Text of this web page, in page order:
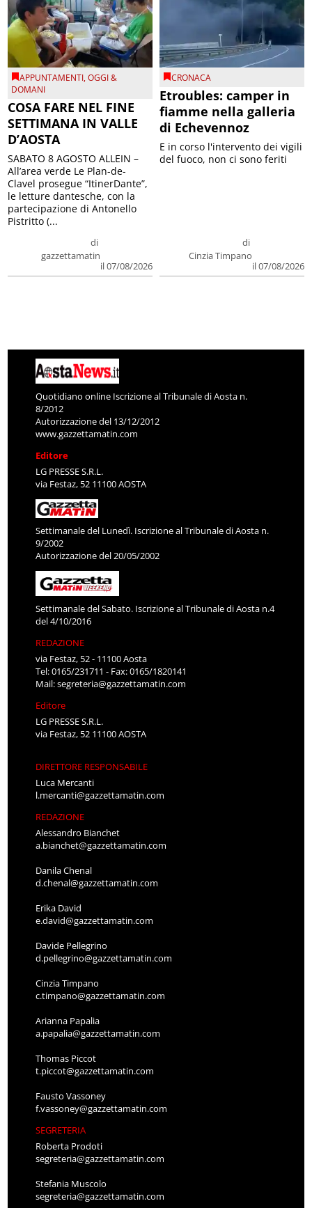
APPUNTAMENTI,OGGI &
DOMANI
COSA FARE NEL FINE
SETTIMANA IN VALLE
D’AOSTA
di
gazzettamatin
il 07/08/2026
SABATO 8 AGOSTO ALLEIN –
All’area verde Le Plan-de-
Clavel prosegue “ItinerDante”,
le letture dantesche, con la
partecipazione di Antonello
Pistritto (...
CRONACA
Etroubles: camper in
fiamme nella galleria
di Echevennoz
di
Cinzia Timpano
il 07/08/2026
E in corso l'intervento dei vigili
del fuoco, non ci sono feriti
Quotidiano online Iscrizione al Tribunale di Aosta n.
8/2012
Autorizzazione del 13/12/2012
www.gazzettamatin.com
Editore
LG PRESSE S.R.L.
via Festaz, 52 11100 AOSTA
Settimanale del Lunedì. Iscrizione al Tribunale di Aosta n.
9/2002
Autorizzazione del 20/05/2002
Settimanale del Sabato. Iscrizione al Tribunale di Aosta n.4
del 4/10/2016
REDAZIONE
via Festaz, 52 - 11100 Aosta
Tel: 0165/231711 - Fax: 0165/1820141
Mail:segreteria@gazzettamatin.com
Editore
LG PRESSE S.R.L.
via Festaz, 52 11100 AOSTA
DIRETTORE RESPONSABILE
Luca Mercanti
l.mercanti@gazzettamatin.com
REDAZIONE
Alessandro Bianchet
a.bianchet@gazzettamatin.com
Danila Chenal
d.chenal@gazzettamatin.com
Erika David
e.david@gazzettamatin.com
Davide Pellegrino
d.pellegrino@gazzettamatin.com
Cinzia Timpano
c.timpano@gazzettamatin.com
Arianna Papalia
a.papalia@gazzettamatin.com
Thomas Piccot
t.piccot@gazzettamatin.com
Fausto Vassoney
f.vassoney@gazzettamatin.com
SEGRETERIA
Roberta Prodoti
segreteria@gazzettamatin.com
Stefania Muscolo
segreteria@gazzettamatin.com